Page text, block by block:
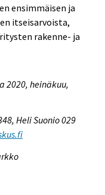
ensimmäisen ja
itseisarvoista,
rakenne- ja
2020, heinäkuu,
Heli Suonio 029